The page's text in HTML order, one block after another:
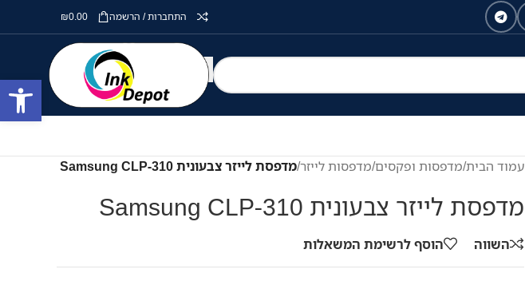
התחברות / הרשמה ₪0.00
עמוד הבית/מדפסות ופקסים/מדפסות לייזר/מדפסת לייזר צבעונית Samsung CLP-310
מדפסת לייזר צבעונית Samsung CLP-310
השווה הוסף לרשימת המשאלות
פתח